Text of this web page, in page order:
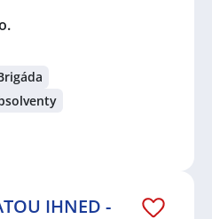
IHNED -